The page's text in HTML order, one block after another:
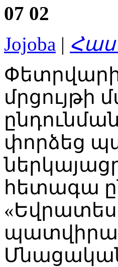
07 02
Jojoba |
Փետրվարի
մրցույթի
փորձեց
հետագա